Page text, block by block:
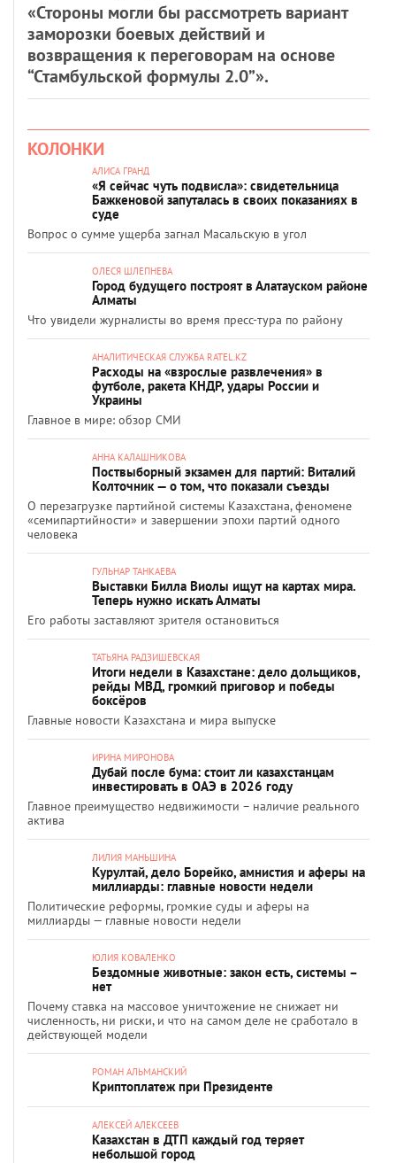
«Стороны могли бы рассмотреть вариант
заморозки боевых действий и
возвращения к переговорам на основе
“Стамбульской формулы 2.0”».
КОЛОНКИ
АЛИСА ГРАНД
«Я сейчас чуть подвисла»: свидетельница
Бажкеновой запуталась в своих показаниях в
суде
Вопрос о сумме ущерба загнал Масальскую в угол
ОЛЕСЯ ШЛЕПНЕВА
Город будущего построят в Алатауском районе
Алматы
Что увидели журналисты во время пресс-тура по району
АНАЛИТИЧЕСКАЯ СЛУЖБА RATEL.KZ
Расходы на «взрослые развлечения» в
футболе, ракета КНДР, удары России и
Украины
Главное в мире: обзор СМИ
АННА КАЛАШНИКОВА
Поствыборный экзамен для партий: Виталий
Колточник — о том, что показали съезды
О перезагрузке партийной системы Казахстана, феномене
«семипартийности» и завершении эпохи партий одного
человека
ГУЛЬНАР ТАНКАЕВА
Выставки Билла Виолы ищут на картах мира.
Теперь нужно искать Алматы
Его работы заставляют зрителя остановиться
ТАТЬЯНА РАДЗИШЕВСКАЯ
Итоги недели в Казахстане: дело дольщиков,
рейды МВД, громкий приговор и победы
боксёров
Главные новости Казахстана и мира выпуске
ИРИНА МИРОНОВА
Дубай после бума: стоит ли казахстанцам
инвестировать в ОАЭ в 2026 году
Главное преимущество недвижимости – наличие реального
актива
ЛИЛИЯ МАНЬШИНА
Курултай, дело Борейко, амнистия и аферы на
миллиарды: главные новости недели
Политические реформы, громкие суды и аферы на
миллиарды — главные новости недели
ЮЛИЯ КОВАЛЕНКО
Бездомные животные: закон есть, системы –
нет
Почему ставка на массовое уничтожение не снижает ни
численность, ни риски, и что на самом деле не сработало в
действующей модели
РОМАН АЛЬМАНСКИЙ
Криптоплатеж при Президенте
АЛЕКСЕЙ АЛЕКСЕЕВ
Казахстан в ДТП каждый год теряет
небольшой город